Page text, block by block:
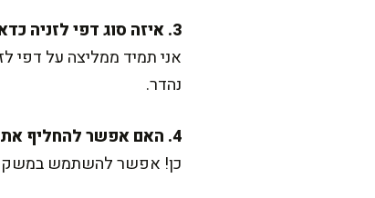
3. איזה סוג דפי לזניה כדאי לבחור?
אני תמיד ממליצה על דפי
נהדר.
4. האם אפשר להחליף את השמנת והגבינות לגרסה טבעונית?
כן! אפשר להשתמש במשקה